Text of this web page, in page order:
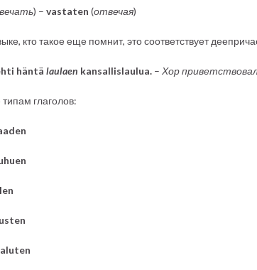
) – vastaten (отвечая)
кто такое еще помнит, это соответствует
häntä laulaen kansallislaulua. – Хор
глаголов: